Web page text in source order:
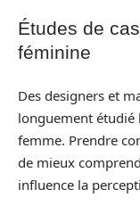
Études de
féminine
Des designers et
longuement étudié
femme. Prendre
de mieux
influence la